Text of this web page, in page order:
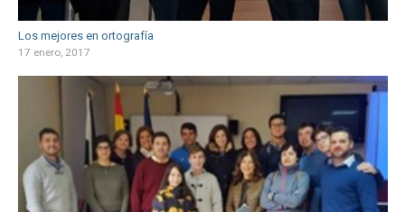
Los mejores en ortografía
17 enero, 2017